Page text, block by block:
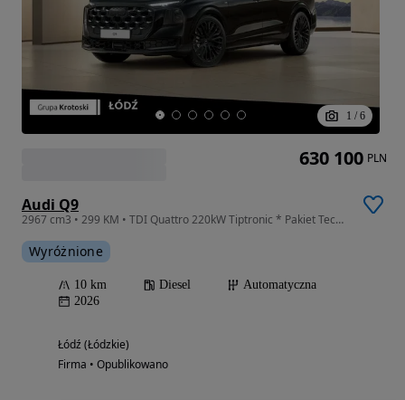
1 / 6
Audi Q9
2967 cm3 • 299 KM • TDI Quattro 220kW Tiptronic * Pakiet Tech Plus *
Wyróżnione
10 km Diesel
Automatyczna
2026
Łódź (Łódzkie)
Firma • Opublikowano
630 100 PLN